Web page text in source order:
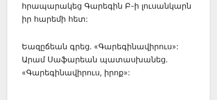
հրապարակեց Գարեգին Բ-ի լուսանկարն
իր հարեմի հետ:
Եազըճեան գրեց. «Գարեգինավիրուս»:
Արամ Սաֆարեան պատասխանեց.
«Գարեգինավիրուս, իրոք»: